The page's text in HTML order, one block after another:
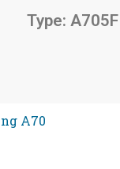
Type: A705F
A70